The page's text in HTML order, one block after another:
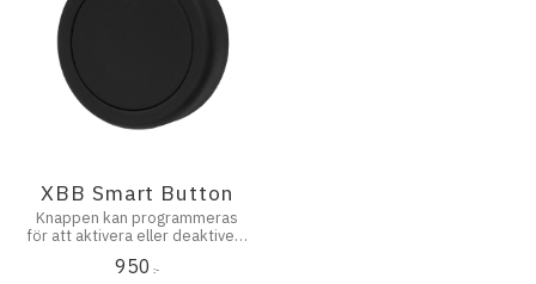
XBB Smart Button
Knappen kan programmeras
för att aktivera eller deaktivera
utgång 1 & 2 på dina
PowerUnits
950 :-